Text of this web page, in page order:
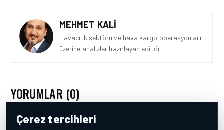
MEHMET KALI
Havacılık sektörü ve hava kargo operasyonları
üzerine analizler hazırlayan editör.
YORUMLAR (0)
TAV
Çerez tercihleri